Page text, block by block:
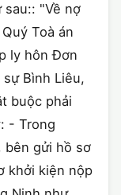
"Về nợ
Toà án
ly hôn Đơn
Bình Liêu,
buộc phải
- Trong
bên gửi hồ sơ
khởi kiện nộp